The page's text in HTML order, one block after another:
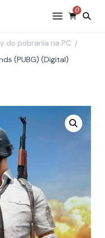
0
do pobrania na PC /
(PUBG) (Digital)